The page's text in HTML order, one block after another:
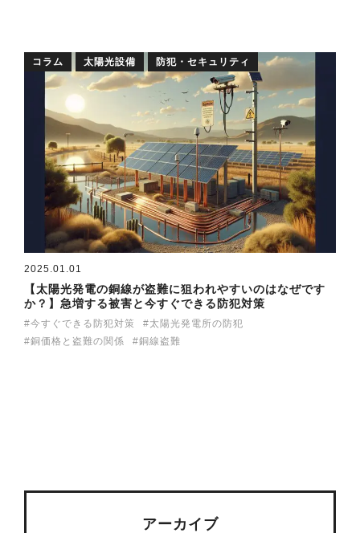
コラム 太陽光設備 防犯・セキュリティ
2025.01.01
【太陽光発電の銅線が盗難に狙われやすいのはなぜです
か？】急増する被害と今すぐできる防犯対策
今すぐできる防犯対策
太陽光発電所の防犯
銅価格と盗難の関係
銅線盗難
アーカイブ